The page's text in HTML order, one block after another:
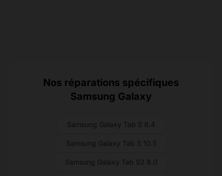
Nos réparations spécifiques
Samsung Galaxy
Samsung Galaxy Tab S 8.4
Samsung Galaxy Tab S 10.5
Samsung Galaxy Tab S2 8.0